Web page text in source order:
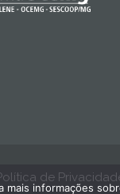
de
informações